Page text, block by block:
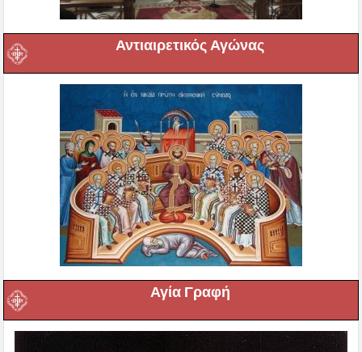
Αντιαιρετικός Αγώνας
Αγία Γραφή